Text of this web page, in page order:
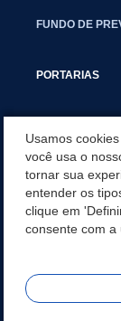
FUNDO DE
PORTARIAS
CONCURSO/
INCENTIVOS
MARTINS PR
REDES SOCIAIS
Usamos
você usa o
tornar sua
entender os
clique em
consente com a